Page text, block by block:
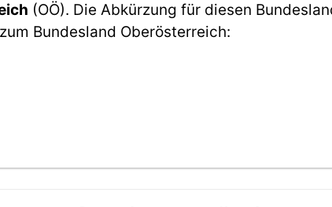
(OÖ). Die Abkürzung für diesen
Bundesland Oberösterreich: